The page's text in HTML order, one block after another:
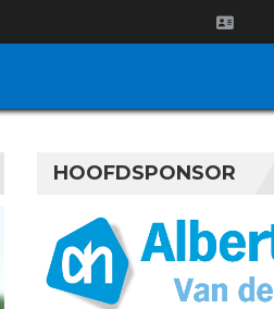
HOOFDSPONSOR